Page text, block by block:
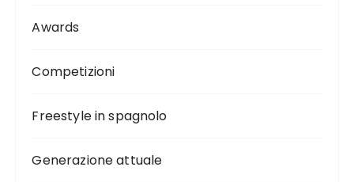
Awards
Competizioni
Freestyle in spagnolo
Generazione attuale